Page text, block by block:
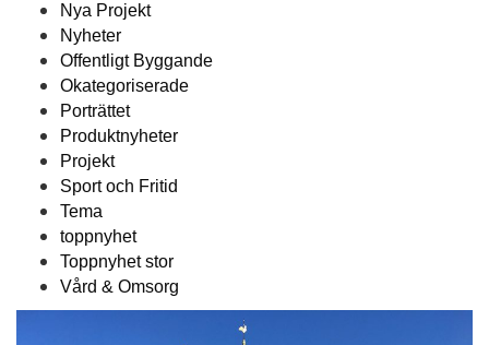
Nya Projekt
Nyheter
Offentligt Byggande
Okategoriserade
Porträttet
Produktnyheter
Projekt
Sport och Fritid
Tema
toppnyhet
Toppnyhet stor
Vård & Omsorg